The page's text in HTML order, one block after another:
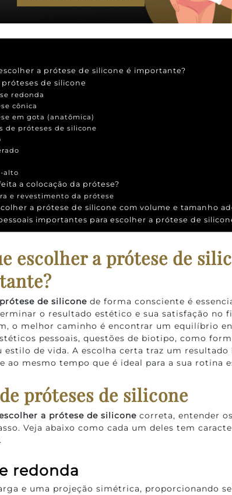
a prótese de silicone é importante?
próteses de silicone
redonda
cônica
em gota (anatômica)
de próteses de silicone
alto
a colocação da prótese?
e revestimento da prótese
a prótese de silicone com volume e tamanho
importantes para escolher a prótese de
escolher a prótese de
de silicone de forma consciente é
o resultado estético e sua satisfação no
o melhor caminho é encontrar um equilíbrio
pessoais, questões de biotipo, como
estilo de vida. A escolha certa traz um resultado
ao mesmo tempo que é ideal para a sua rotina
próteses de silicone
a prótese de silicone correta, entender
Veja abaixo como cada um deles tem
redonda
e uma projeção simétrica, proporcionando